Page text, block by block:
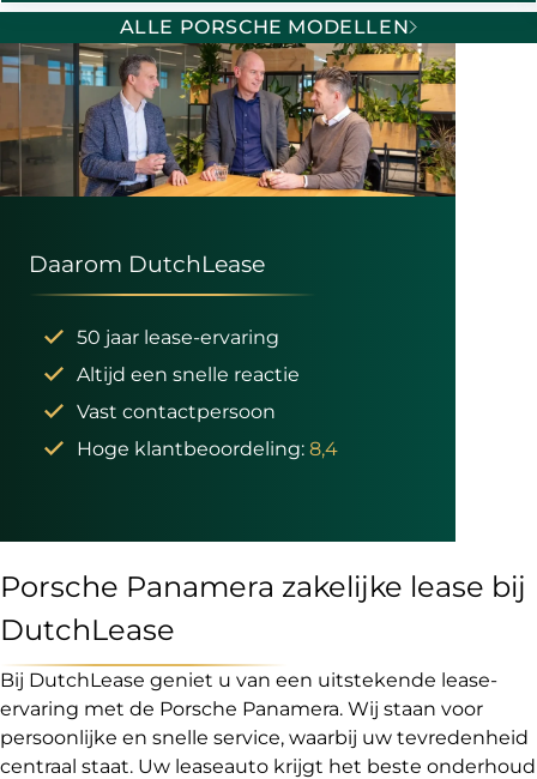
ALLE PORSCHE MODELLEN
Porsche Panamera zakelijke lease bij
DutchLease
Bij DutchLease geniet u van een uitstekende lease-
ervaring met de Porsche Panamera. Wij staan voor
persoonlijke en snelle service, waarbij uw tevredenheid
centraal staat. Uw leaseauto krijgt het beste onderhoud
Daarom DutchLease
50 jaar lease-ervaring
Altijd een snelle reactie
Vast contactpersoon
Hoge klantbeoordeling: 8,4